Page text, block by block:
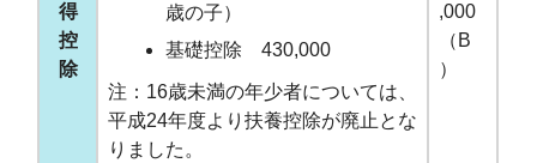
得
控
除
歳の子）
基礎控除 430,000
注：16歳未満の年少者については、
平成24年度より扶養控除が廃止とな
りました。
,000
（B
）